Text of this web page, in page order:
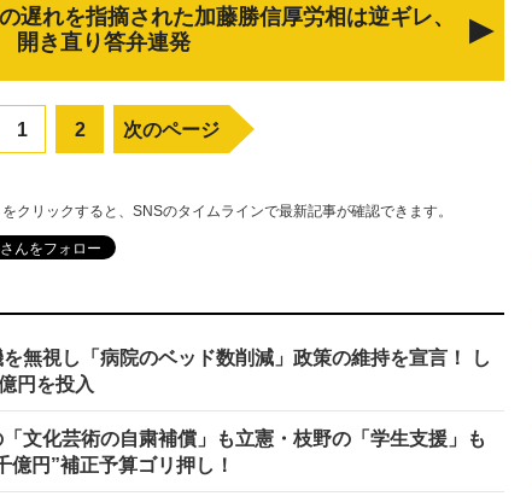
遅れを指摘された加藤勝信厚労相は逆ギレ、
開き直り答弁連発
1 2 次のページ
をクリックすると、SNSのタイムラインで最新記事が確認できます。
無視し「病院のベッド数削減」政策の維持を宣言！ し
円を投入
文化芸術の自粛補償」も立憲・枝野の「学生支援」も
円”補正予算ゴリ押し！